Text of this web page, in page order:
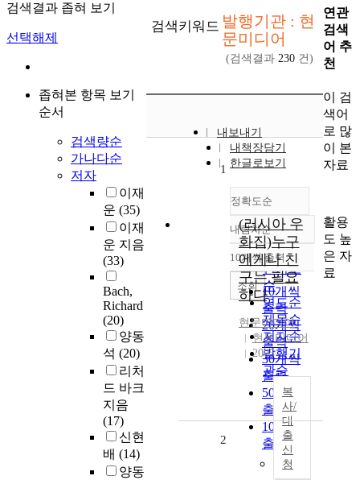
검색결과 좁혀 보기
선택해제
좁혀본 항목 보기
순서
검색량순
가나다순
저자
이재
운 (35)
이재
운 지음
(33)
Bach,
Richard
(20)
양동
석 (20)
리처
드 바크
지음
(17)
신현
배 (14)
양동
검색키워드 발행기관 : 현
문미디어
(검색결과 230 건)
내보내기
내책장담기
한글로보기
정확도순
정확도
순
인기도
순
연도순
제목순
저자순
발행기
관순
내림차순
내림차순
10개씩 출력
10개씩
출력
20개씩
출력
30개씩
출력
50개씩
출력
100개씩
출력
조회
1
(러시아 우
화집)누구
에게나 친
구는 필요
하다
현문미디어
현문미디어
2005
복
사/
대
출
신
청
2
연관
검색
어 추
천
이 검
색어
로 많
이 본
자료
활용
도 높
은 자
료